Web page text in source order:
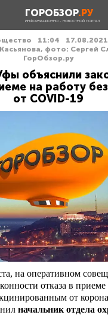
ГОРОБЗОР.РУ
ИНФОРМАЦИОННО - НОВОСТНОЙ ПОРТАЛ
11:04
17.08.2021
фото: Сергей
ГорОбзор.ру
объяснили
на работу
от COVID-19
на оперативном
отказа в приеме
от
начальник отдела